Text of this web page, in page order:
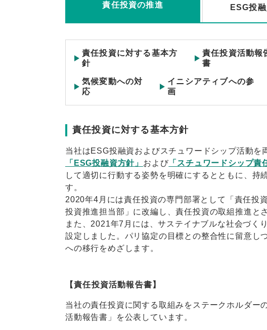
責任投資の推進 ESG投
責任投資に対する基本方
針
責任投資活動報
書
気候変動への対
応
イニシアティブへの参
画
責任投資に対する基本方針
当社はESG投融資およびスチュワードシップ活動を
「ESG投融資方針」 および 「スチュワードシップ責
して適切に行動する姿勢を明確にするとともに、持
す。
2020年4月には責任投資の専門部署として「責任投
投資推進担当部」に改編し、責任投資の取組推進と
また、2021年7月には、サステイナブルな社会づく
設定しました。パリ協定の目標との整合性に留意し
への移行をめざします。
【責任投資活動報告書】
当社の責任投資に関する取組みをステークホルダー
活動報告書」を公表しています。